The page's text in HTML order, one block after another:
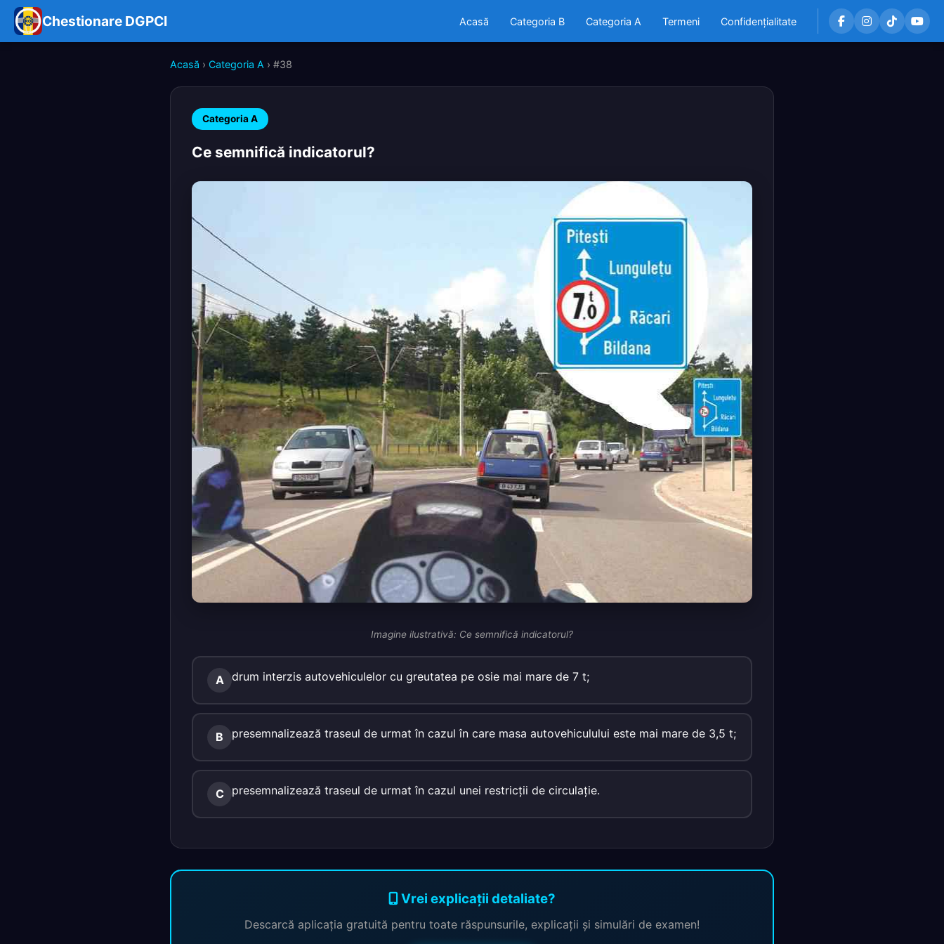
Chestionare DGPCI Acasă Categoria B Categoria A Termeni Confidențialitate
Acasă › Categoria A › #38
Categoria A
Ce semnifică indicatorul?
Imagine ilustrativă: Ce semnifică indicatorul?
A drum interzis autovehiculelor cu greutatea pe osie mai mare de 7 t;
B presemnalizează traseul de urmat în cazul în care masa autovehiculului este mai mare de 3,5 t;
C presemnalizează traseul de urmat în cazul unei restricţii de circulaţie.
Vrei explicații detaliate?
Descarcă aplicația gratuită pentru toate răspunsurile, explicații și simulări de examen!